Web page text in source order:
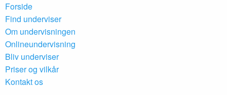
Forside
Find underviser
Om undervisningen
Onlineundervisning
Bliv underviser
Priser og vilkår
Kontakt os